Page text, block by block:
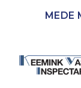
MEDE